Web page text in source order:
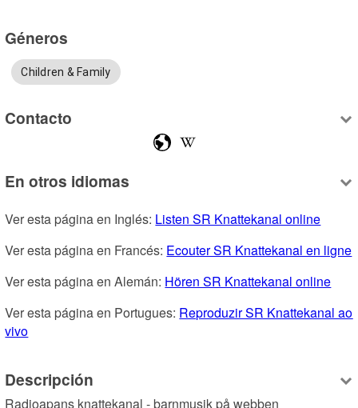
Géneros
Children & Family
Contacto
En otros idiomas
Ver esta página en Inglés: Listen SR Knattekanal online
Ver esta página en Francés: Ecouter SR Knattekanal en ligne
Ver esta página en Alemán: Hören SR Knattekanal online
Ver esta página en Portugues: Reproduzir SR Knattekanal ao
vivo
Descripción
Radioapans knattekanal - barnmusik på webben